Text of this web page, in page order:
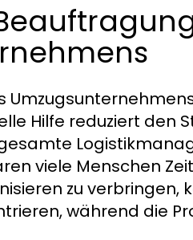
Hilfe reduziert den
viele Menschen
zu verbringen,
während die